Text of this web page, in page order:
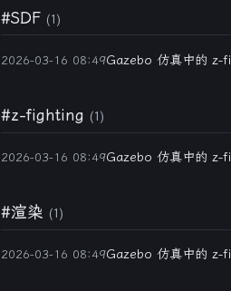
#SDF (1)
2026-03-16 08:49Gazebo 仿真中的 z-
#z-fighting (1)
2026-03-16 08:49Gazebo 仿真中的 z-
#渲染 (1)
2026-03-16 08:49Gazebo 仿真中的 z-